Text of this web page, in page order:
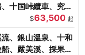
十国峠纜車、究極
$63,500 起
、銀山溫泉、十和
、嚴美溪、採果烤